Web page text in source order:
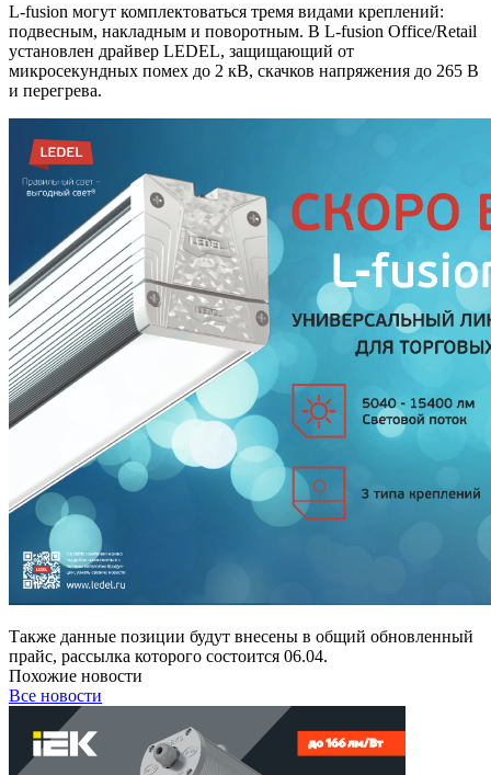
L-fusion могут комплектоваться тремя видами креплений:
подвесным, накладным и поворотным. В L-fusion Office/Retail
установлен драйвер LEDEL, защищающий от
микросекундных помех до 2 кВ, скачков напряжения до 265 В
и перегрева.
Также данные позиции будут внесены в общий обновленный
прайс, рассылка которого состоится 06.04.
Похожие новости
Все новости